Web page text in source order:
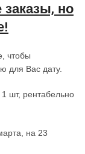
но
чтобы
для Вас дату.
шт, рентабельно
на 23